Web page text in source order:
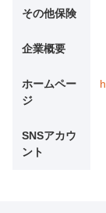
その他保険
企業概要
ホームペー
ジ
SNSアカウ
ント